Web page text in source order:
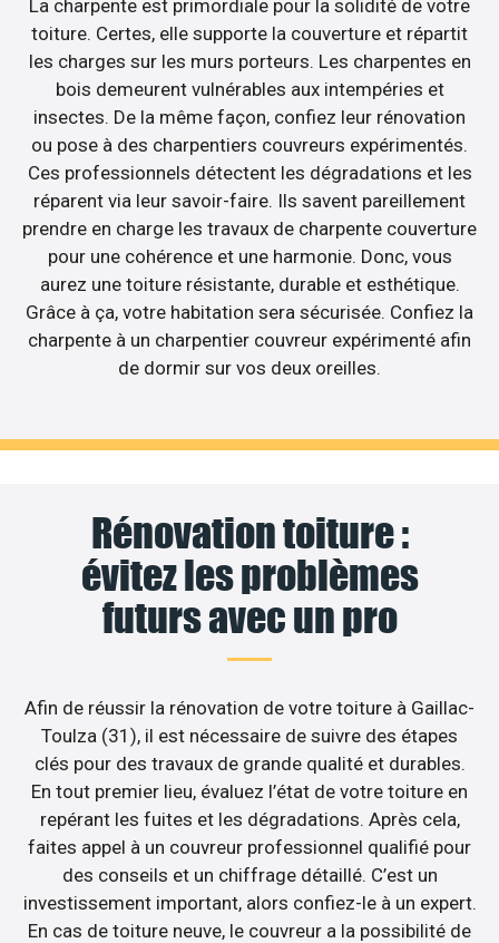
La charpente est primordiale pour la solidité de votre
toiture. Certes, elle supporte la couverture et répartit
les charges sur les murs porteurs. Les charpentes en
bois demeurent vulnérables aux intempéries et
insectes. De la même façon, confiez leur rénovation
ou pose à des charpentiers couvreurs expérimentés.
Ces professionnels détectent les dégradations et les
réparent via leur savoir-faire. Ils savent pareillement
prendre en charge les travaux de charpente couverture
pour une cohérence et une harmonie. Donc, vous
aurez une toiture résistante, durable et esthétique.
Grâce à ça, votre habitation sera sécurisée. Confiez la
charpente à un charpentier couvreur expérimenté afin
de dormir sur vos deux oreilles.
Rénovation toiture :
évitez les problèmes
futurs avec un pro
Afin de réussir la rénovation de votre toiture à Gaillac-
Toulza (31), il est nécessaire de suivre des étapes
clés pour des travaux de grande qualité et durables.
En tout premier lieu, évaluez l’état de votre toiture en
repérant les fuites et les dégradations. Après cela,
faites appel à un couvreur professionnel qualifié pour
des conseils et un chiffrage détaillé. C’est un
investissement important, alors confiez-le à un expert.
En cas de toiture neuve, le couvreur a la possibilité de